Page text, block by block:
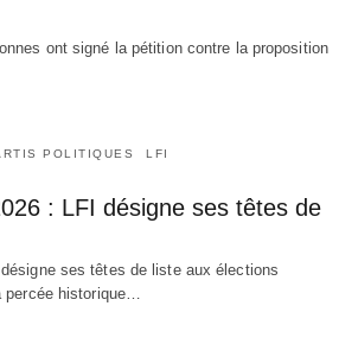
ont signé la pétition contre la proposition
POLITIQUES LFI
: LFI désigne ses têtes de
ses têtes de liste aux élections
historique…